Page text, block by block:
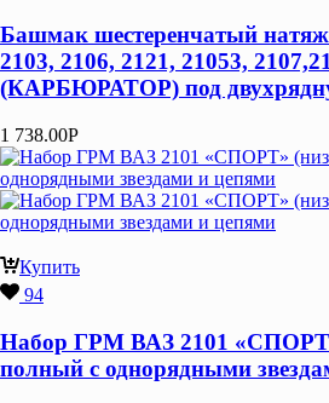
Башмак шестеренчатый
2103, 2106, 2121, 21053,
(КАРБЮРАТОР) под
1 738.00Р
Купить
94
Набор ГРМ ВАЗ 2101
полный с однорядными